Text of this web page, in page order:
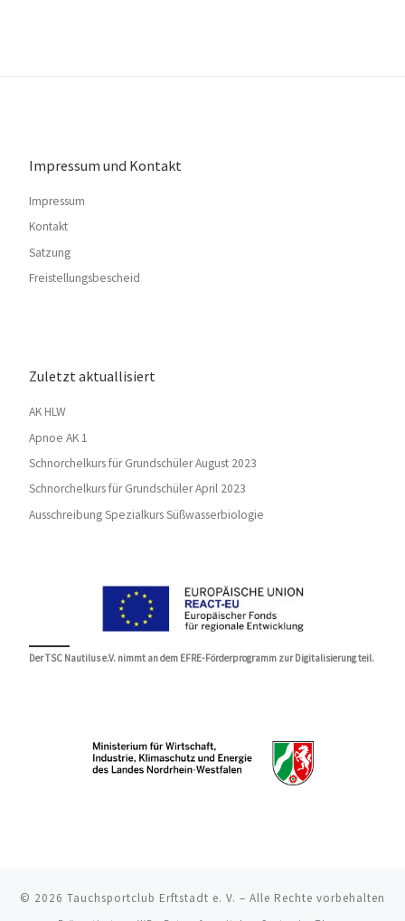
Impressum und Kontakt
Impressum
Kontakt
Satzung
Freistellungsbescheid
Zuletzt aktuallisiert
AK HLW
Apnoe AK 1
Schnorchelkurs für Grundschüler August 2023
Schnorchelkurs für Grundschüler April 2023
Ausschreibung Spezialkurs Süßwasserbiologie
Der TSC Nautilus e.V. nimmt an dem EFRE-Förderprogramm zur Digitalisierung teil.
© 2026 Tauchsportclub Erftstadt e. V. – Alle Rechte vorbehalten